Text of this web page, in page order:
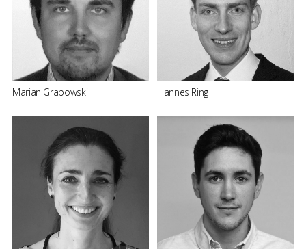
Marian Grabowski Hannes Ring